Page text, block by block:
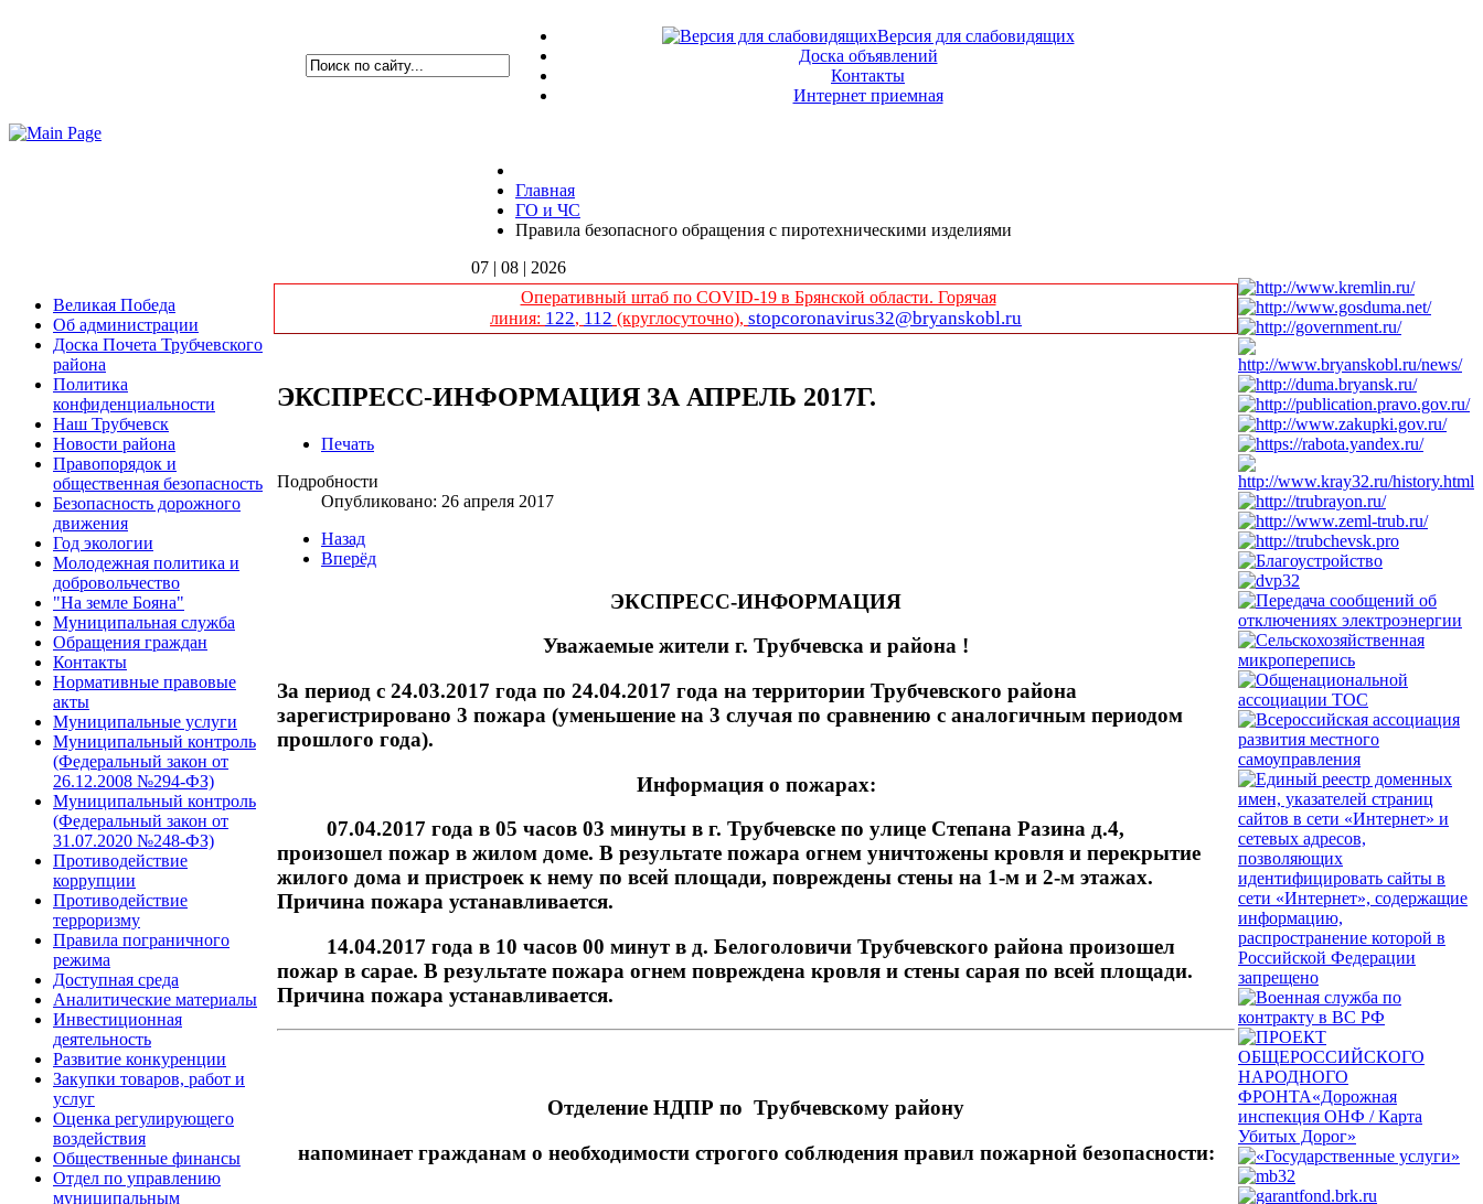
Версия для слабовидящих
Доска объявлений
Контакты
Интернет приемная
Главная
ГО и ЧС
Правила безопасного обращения с пиротехническими изделиями
07 | 08 | 2026
Великая Победа
Об администрации
Доска Почета Трубчевского
района
Политика
конфиденциальности
Наш Трубчевск
Новости района
Правопорядок и
общественная безопасность
Безопасность дорожного
движения
Год экологии
Молодежная политика и
добровольчество
"На земле Бояна"
Муниципальная служба
Обращения граждан
Контакты
Нормативные правовые
акты
Муниципальные услуги
Муниципальный контроль
(Федеральный закон от
26.12.2008 №294-ФЗ)
Муниципальный контроль
(Федеральный закон от
31.07.2020 №248-ФЗ)
Противодействие
коррупции
Противодействие
терроризму
Правила пограничного
режима
Доступная среда
Аналитические материалы
Инвестиционная
деятельность
Развитие конкуренции
Закупки товаров, работ и
услуг
Оценка регулирующего
воздействия
Общественные финансы
Отдел по управлению
муниципальным
Оперативный штаб по COVID-19 в Брянской области. Горячая
линия: 122, 112 (круглосуточно), stopcoronavirus32@bryanskobl.ru
ЭКСПРЕСС-ИНФОРМАЦИЯ ЗА АПРЕЛЬ 2017Г.
Печать
Подробности
Опубликовано: 26 апреля 2017
Назад
Вперёд
ЭКСПРЕСС-ИНФОРМАЦИЯ
Уважаемые жители г. Трубчевска и района !
За период с 24.03.2017 года по 24.04.2017 года на территории Трубчевского района
зарегистрировано 3 пожара (уменьшение на 3 случая по сравнению с аналогичным периодом
прошлого года).
Информация о пожарах:
07.04.2017 года в 05 часов 03 минуты в г. Трубчевске по улице Степана Разина д.4,
произошел пожар в жилом доме. В результате пожара огнем уничтожены кровля и перекрытие
жилого дома и пристроек к нему по всей площади, повреждены стены на 1-м и 2-м этажах.
Причина пожара устанавливается.
14.04.2017 года в 10 часов 00 минут в д. Белоголовичи Трубчевского района произошел
пожар в сарае. В результате пожара огнем повреждена кровля и стены сарая по всей площади.
Причина пожара устанавливается.
Отделение НДПР по Трубчевскому району
напоминает гражданам о необходимости строгого соблюдения правил пожарной безопасности: